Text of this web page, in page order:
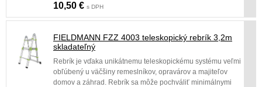
10,50 € s DPH
FIELDMANN FZZ 4003 teleskopický rebrík 3,2m
skladateľný
Rebrík je vďaka unikátnemu teleskopickému systému veľmi
obľúbený u väčšiny remeslníkov, opravárov a majiteľov
domov a záhrad. Rebrík sa môže pochváliť minimálnymi